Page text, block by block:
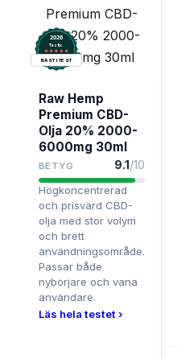
2026
Testix.
BÄST I TEST
Raw Hemp
Premium CBD-
Olja 20% 2000-
6000mg 30ml
BETYG 9.1/10
Högkoncentrerad
och prisvärd CBD-
olja med stor volym
och brett
användningsområde.
Passar både
nybörjare och vana
användare.
Läs hela testet ›